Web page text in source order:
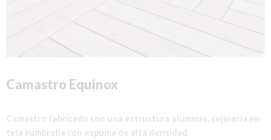
Camastro Equinox
Camastro fabricado con una estructura aluminio, cojineria en
tela sumbrella con espuma de alta densidad.